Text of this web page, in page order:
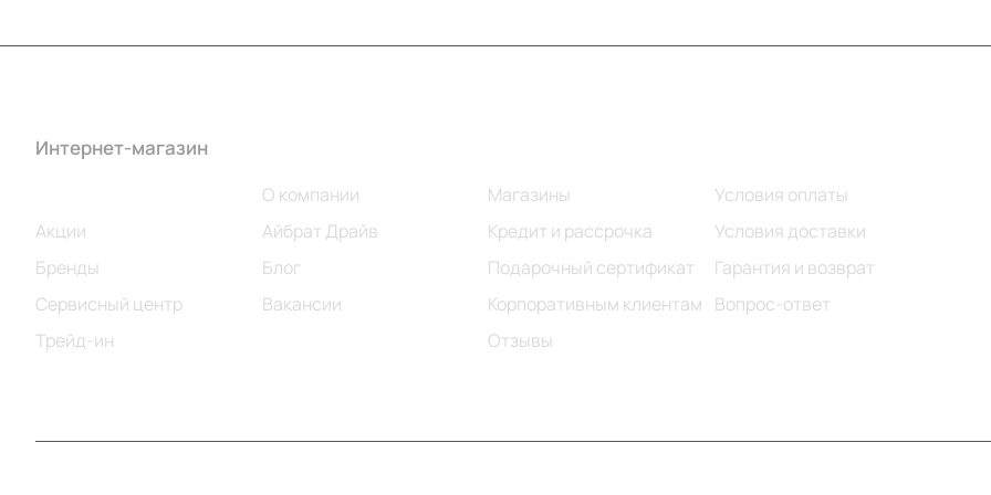
Интернет-магазин
Акции
Бренды
Сервисный центр
Трейд-ин
О компании
Айбрат Драйв
Блог
Вакансии
Магазины
Кредит и рассрочка
Подарочный сертификат
Корпоративным клиентам
Отзывы
Условия оплаты
Условия доставки
Гарантия и возврат
Вопрос-ответ